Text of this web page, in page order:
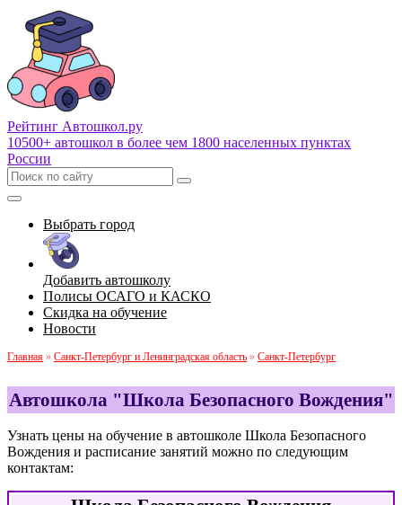
Рейтинг Автошкол.ру
10500+ автошкол в более чем 1800 населенных пунктах
России
Выбрать город
Добавить автошколу
Полисы ОСАГО и КАСКО
Скидка на обучение
Новости
Главная » Санкт-Петербург и Ленинградская область » Санкт-Петербург
Автошкола "Школа Безопасного Вождения"
Узнать цены на обучение в автошколе Школа Безопасного
Вождения и расписание занятий можно по следующим
контактам: